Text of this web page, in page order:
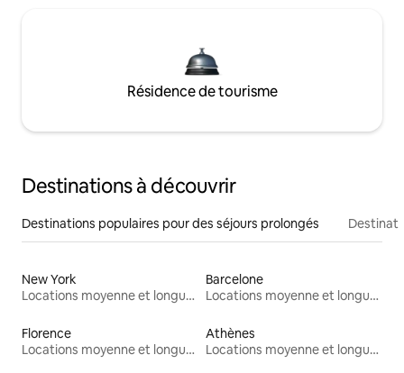
Résidence de tourisme
Destinations à découvrir
Destinations populaires pour des séjours prolongés
New York
Locations moyenne et longue durée
Barcelone
Locations moyenne et longue durée
Florence
Locations moyenne et longue durée
Athènes
Locations moyenne et longue durée